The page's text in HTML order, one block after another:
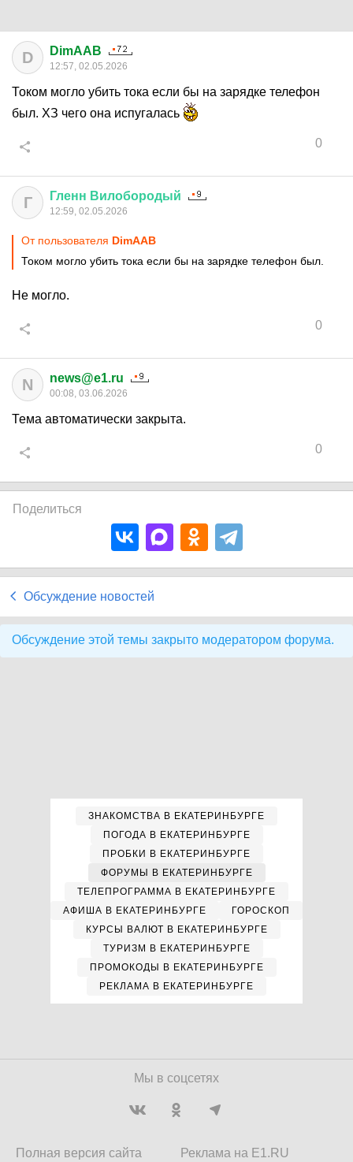
D DimAAB
12:57, 02.05.2026
Током могло убить тока если бы на зарядке телефон
был. ХЗ чего она испугалась
0
Г Гленн Вилобородый
12:59, 02.05.2026
От пользователя DimAAB
Током могло убить тока если бы на зарядке телефон был.
Не могло.
0
N news@e1.ru
00:08, 03.06.2026
Тема автоматически закрыта.
0
Поделиться
Обсуждение новостей
Обсуждение этой темы закрыто модератором форума.
ЗНАКОМСТВА В ЕКАТЕРИНБУРГЕ
ПОГОДА В ЕКАТЕРИНБУРГЕ
ПРОБКИ В ЕКАТЕРИНБУРГЕ
ФОРУМЫ В ЕКАТЕРИНБУРГЕ
ТЕЛЕПРОГРАММА В ЕКАТЕРИНБУРГЕ
АФИША В ЕКАТЕРИНБУРГЕ
ГОРОСКОП
КУРСЫ ВАЛЮТ В ЕКАТЕРИНБУРГЕ
ТУРИЗМ В ЕКАТЕРИНБУРГЕ
ПРОМОКОДЫ В ЕКАТЕРИНБУРГЕ
РЕКЛАМА В ЕКАТЕРИНБУРГЕ
Мы в соцсетях
Полная версия сайта
Реклама на E1.RU